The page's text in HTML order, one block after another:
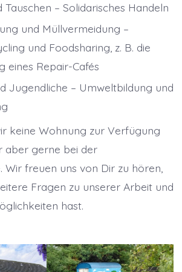
Tauschen – Solidarisches Handeln
und Müllvermeidung –
und Foodsharing, z. B. die
eines Repair-Cafés
Jugendliche – Umweltbildung und
keine Wohnung zur Verfügung
aber gerne bei der
Wir freuen uns von Dir zu hören,
Fragen zu unserer Arbeit und
hast.